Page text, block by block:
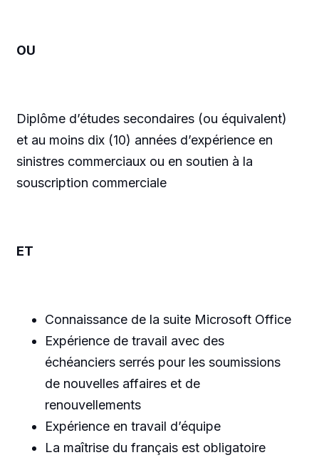
OU
Diplôme d’études secondaires (ou équivalent)
et au moins dix (10) années d’expérience en
sinistres commerciaux ou en soutien à la
souscription commerciale
ET
Connaissance de la suite Microsoft Office
Expérience de travail avec des
échéanciers serrés pour les soumissions
de nouvelles affaires et de
renouvellements
Expérience en travail d’équipe
La maîtrise du français est obligatoire